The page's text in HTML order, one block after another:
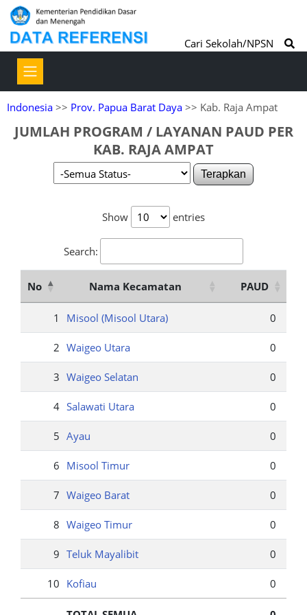
Cari Sekolah/NPSN
Indonesia >> Prov. Papua Barat Daya >> Kab. Raja Ampat
JUMLAH PROGRAM / LAYANAN PAUD PER
KAB. RAJA AMPAT
Terapkan
Show entries
Search:
No Nama Kecamatan PAUD
1 Misool (Misool Utara) 0
2 Waigeo Utara 0
3 Waigeo Selatan 0
4 Salawati Utara 0
5 Ayau 0
6 Misool Timur 0
7 Waigeo Barat 0
8 Waigeo Timur 0
9 Teluk Mayalibit 0
10 Kofiau 0